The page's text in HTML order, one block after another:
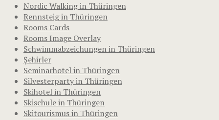
Nordic Walking in Thüringen
Rennsteig in Thüringen
Rooms Cards
Rooms Image Overlay
Schwimmabzeichungen in Thüringen
Şehirler
Seminarhotel in Thüringen
Silvesterparty in Thüringen
Skihotel in Thüringen
Skischule in Thüringen
Skitourismus in Thüringen